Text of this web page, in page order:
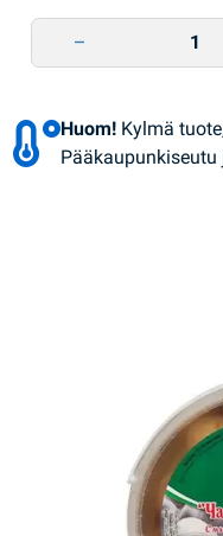
Hapankaali Malosolna
Huom! Kylmä
Pääkaupunkiseutu